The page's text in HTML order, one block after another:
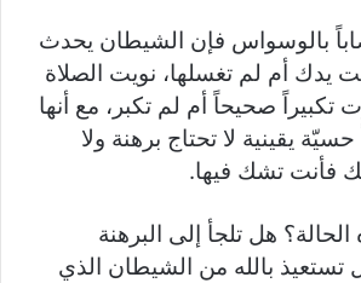
بالوسواس فإن الشيطان يحدث
يدك أم لم تغسلها، نويت الصلاة
تكبيراً صحيحاً أم لم تكبر، مع أنها
يقينية لا تحتاج برهنة ولا
فأنت تشك فيها.
هل تلجأ إلى البرهنة
تستعيذ بالله من الشيطان الذي